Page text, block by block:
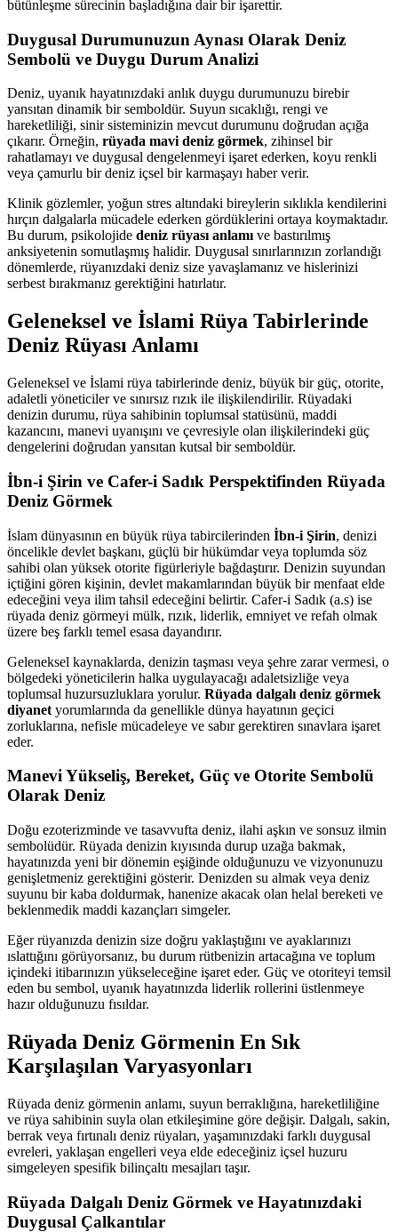
bütünleşme sürecinin başladığına dair bir işarettir.
Duygusal Durumunuzun Aynası Olarak Deniz
Sembolü ve Duygu Durum Analizi
Deniz, uyanık hayatınızdaki anlık duygu durumunuzu birebir
yansıtan dinamik bir semboldür. Suyun sıcaklığı, rengi ve
hareketliliği, sinir sisteminizin mevcut durumunu doğrudan açığa
çıkarır. Örneğin, rüyada mavi deniz görmek, zihinsel bir
rahatlamayı ve duygusal dengelenmeyi işaret ederken, koyu renkli
veya çamurlu bir deniz içsel bir karmaşayı haber verir.
Klinik gözlemler, yoğun stres altındaki bireylerin sıklıkla kendilerini
hırçın dalgalarla mücadele ederken gördüklerini ortaya koymaktadır.
Bu durum, psikolojide deniz rüyası anlamı ve bastırılmış
anksiyetenin somutlaşmış halidir. Duygusal sınırlarınızın zorlandığı
dönemlerde, rüyanızdaki deniz size yavaşlamanız ve hislerinizi
serbest bırakmanız gerektiğini hatırlatır.
Geleneksel ve İslami Rüya Tabirlerinde
Deniz Rüyası Anlamı
Geleneksel ve İslami rüya tabirlerinde deniz, büyük bir güç, otorite,
adaletli yöneticiler ve sınırsız rızık ile ilişkilendirilir. Rüyadaki
denizin durumu, rüya sahibinin toplumsal statüsünü, maddi
kazancını, manevi uyanışını ve çevresiyle olan ilişkilerindeki güç
dengelerini doğrudan yansıtan kutsal bir semboldür.
İbn-i Şirin ve Cafer-i Sadık Perspektifinden Rüyada
Deniz Görmek
İslam dünyasının en büyük rüya tabircilerinden İbn-i Şirin, denizi
öncelikle devlet başkanı, güçlü bir hükümdar veya toplumda söz
sahibi olan yüksek otorite figürleriyle bağdaştırır. Denizin suyundan
içtiğini gören kişinin, devlet makamlarından büyük bir menfaat elde
edeceğini veya ilim tahsil edeceğini belirtir. Cafer-i Sadık (a.s) ise
rüyada deniz görmeyi mülk, rızık, liderlik, emniyet ve refah olmak
üzere beş farklı temel esasa dayandırır.
Geleneksel kaynaklarda, denizin taşması veya şehre zarar vermesi, o
bölgedeki yöneticilerin halka uygulayacağı adaletsizliğe veya
toplumsal huzursuzluklara yorulur. Rüyada dalgalı deniz görmek
diyanet yorumlarında da genellikle dünya hayatının geçici
zorluklarına, nefisle mücadeleye ve sabır gerektiren sınavlara işaret
eder.
Manevi Yükseliş, Bereket, Güç ve Otorite Sembolü
Olarak Deniz
Doğu ezoterizminde ve tasavvufta deniz, ilahi aşkın ve sonsuz ilmin
sembolüdür. Rüyada denizin kıyısında durup uzağa bakmak,
hayatınızda yeni bir dönemin eşiğinde olduğunuzu ve vizyonunuzu
genişletmeniz gerektiğini gösterir. Denizden su almak veya deniz
suyunu bir kaba doldurmak, hanenize akacak olan helal bereketi ve
beklenmedik maddi kazançları simgeler.
Eğer rüyanızda denizin size doğru yaklaştığını ve ayaklarınızı
ıslattığını görüyorsanız, bu durum rütbenizin artacağına ve toplum
içindeki itibarınızın yükseleceğine işaret eder. Güç ve otoriteyi temsil
eden bu sembol, uyanık hayatınızda liderlik rollerini üstlenmeye
hazır olduğunuzu fısıldar.
Rüyada Deniz Görmenin En Sık
Karşılaşılan Varyasyonları
Rüyada deniz görmenin anlamı, suyun berraklığına, hareketliliğine
ve rüya sahibinin suyla olan etkileşimine göre değişir. Dalgalı, sakin,
berrak veya fırtınalı deniz rüyaları, yaşamınızdaki farklı duygusal
evreleri, yaklaşan engelleri veya elde edeceğiniz içsel huzuru
simgeleyen spesifik bilinçaltı mesajları taşır.
Rüyada Dalgalı Deniz Görmek ve Hayatınızdaki
Duygusal Çalkantılar